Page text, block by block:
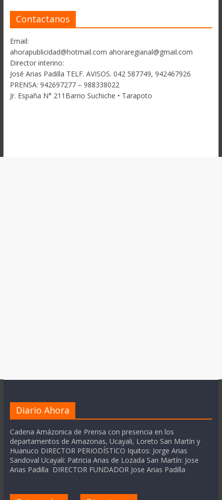
Contactanos
Email:
ahorapublicidad@hotmail.com ahoraregianal@gmail.com
Director interino:
José Arias Padilla TELF. AVISOS. 042 587749, 942467926
PRENSA: 942697277 – 988338022
Jr. España N° 211Barrio Suchiche • Tarapoto
Diario Ahora
Cadena Amázonica de Prensa con presencia en los
departamentos de Amazonas, Ucayali, Loreto San Martín y
Huanuco DIRECTOR PERIODÍSTICO Iquitos: Jorge Arias
Sandoval Ucayali: Patricia Arias de Lozada San Martín: Jose
Arias Padilla DIRECTOR FUNDADOR Jose Arias Padilla